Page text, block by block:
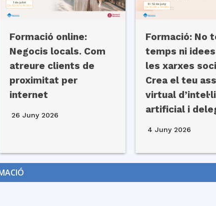
Formació online:
Negocis locals. Com
atreure clients de
proximitat per
internet
26 Juny 2026
Formació: No
temps ni
les xarxes
Crea el teu
virtual
artificial i
4 Juny 2026